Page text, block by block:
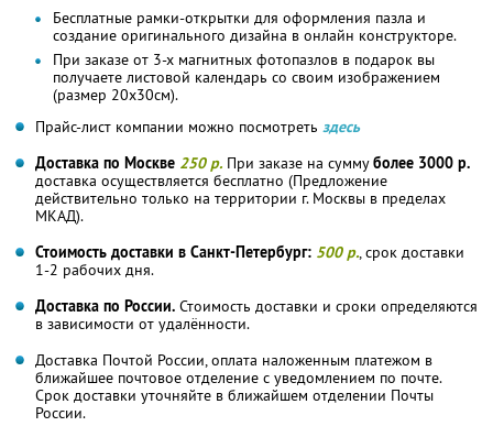
Бесплатные рамки-открытки для оформления пазла и
создание оригинального дизайна в онлайн конструкторе.
При заказе от 3-х магнитных фотопазлов в подарок вы
получаете листовой календарь со своим изображением
(размер 20х30см).
Прайс-лист компании можно посмотреть здесь
Доставка по Москве 250 р. При заказе на суммуболее 3000 р.
доставка осуществляется бесплатно (Предложение
действительно только на территории г. Москвы в пределах
МКАД).
Стоимость доставки в Санкт-Петербург: 500 р., срок доставки
1-2 рабочих дня.
Доставка по России. Стоимость доставки и сроки определяются
в зависимости от удалённости.
Доставка Почтой России, оплата наложенным платежом в
ближайшее почтовое отделение с уведомлением по почте.
Срок доставки уточняйте в ближайшем отделении Почты
России.